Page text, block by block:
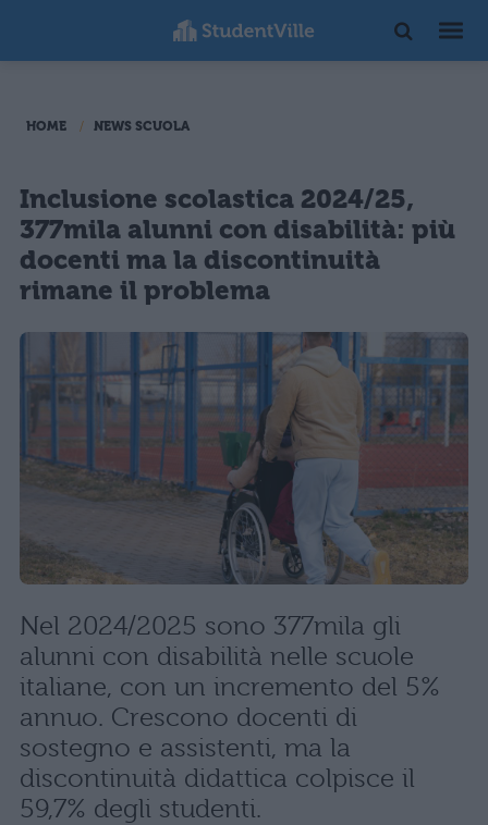
HOME NEWS SCUOLA
Inclusione scolastica 2024/25,
377mila alunni con disabilità: più
docenti ma la discontinuità
rimane il problema
Nel 2024/2025 sono 377mila gli
alunni con disabilità nelle scuole
italiane, con un incremento del 5%
annuo. Crescono docenti di
sostegno e assistenti, ma la
discontinuità didattica colpisce il
59,7% degli studenti.